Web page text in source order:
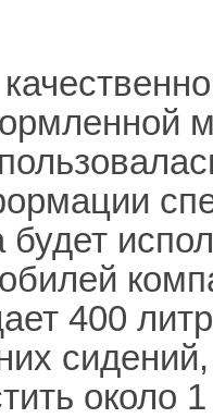
400
около